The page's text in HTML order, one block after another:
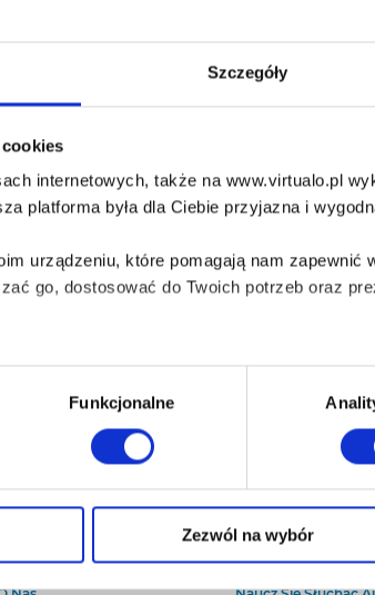
Szczegóły
internetowych, także na www.virtualo.pl
platforma była dla Ciebie przyjazna i
urządzeniu, które pomagają nam zapewnić
go, dostosować do Twoich potrzeb oraz
do prawidłowego i bezpiecznego
Twoje doświadczenia jeśli jesteś naszym
Funkcjonalne
Zezwól na wybór
Baza wiedzy
Który Format